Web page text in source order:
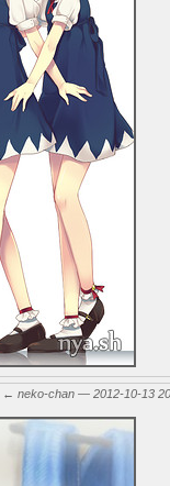
← neko-chan — 2012-10-13